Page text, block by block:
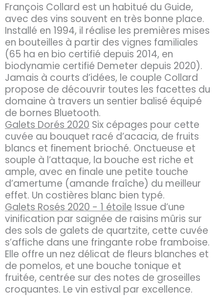
François Collard est un habitué du Guide,
avec des vins souvent en très bonne place.
Installé en 1994, il réalise les premières mises
en bouteilles à partir des vignes familiales
(65 ha en bio certifié depuis 2014, en
biodynamie certifié Demeter depuis 2020).
Jamais à courts d’idées, le couple Collard
propose de découvrir toutes les facettes du
domaine à travers un sentier balisé équipé
de bornes Bluetooth.
Galets Dorés 2020 Six cépages pour cette
cuvée au bouquet racé d’acacia, de fruits
blancs et finement brioché. Onctueuse et
souple à l’attaque, la bouche est riche et
ample, avec en finale une petite touche
d’amertume (amande fraîche) du meilleur
effet. Un costières blanc bien typé.
Galets Rosés 2020 - 1 étoile Issue d’une
vinification par saignée de raisins mûris sur
des sols de galets de quartzite, cette cuvée
s’affiche dans une fringante robe framboise.
Elle offre un nez délicat de fleurs blanches et
de pomelos, et une bouche tonique et
fruitée, centrée sur des notes de groseilles
croquantes. Le vin estival par excellence.